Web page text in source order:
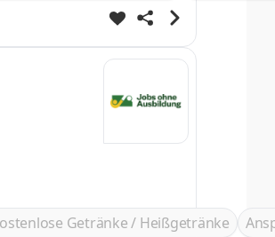
Getränke / Heißgetränke